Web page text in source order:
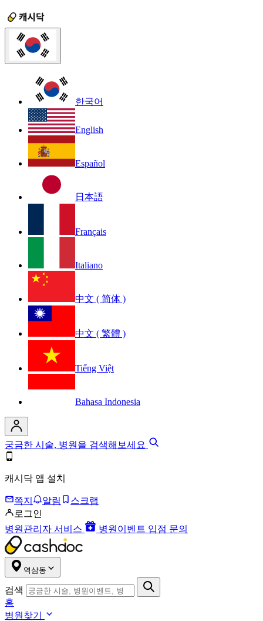
한국어
English
Español
日本語
Français
Italiano
中文 ( 简体 )
中文 ( 繁體 )
Tiếng Việt
Bahasa Indonesia
궁금한 시술, 병원을 검색해보세요
캐시닥 앱 설치
쪽지 알림
스크랩
로그인
병원관리자 서비스
병원이벤트 입점 문의
역삼동
검색
홈
병원찾기